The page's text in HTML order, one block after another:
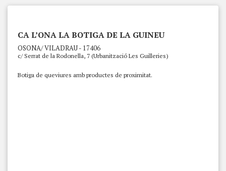
CA L’ONA LA BOTIGA DE LA GUINEU
OSONA/ VILADRAU - 17406
c/ Serrat de la Rodonella, 7 (Urbanització Les Guilleries)
Botiga de queviures amb productes de proximitat.